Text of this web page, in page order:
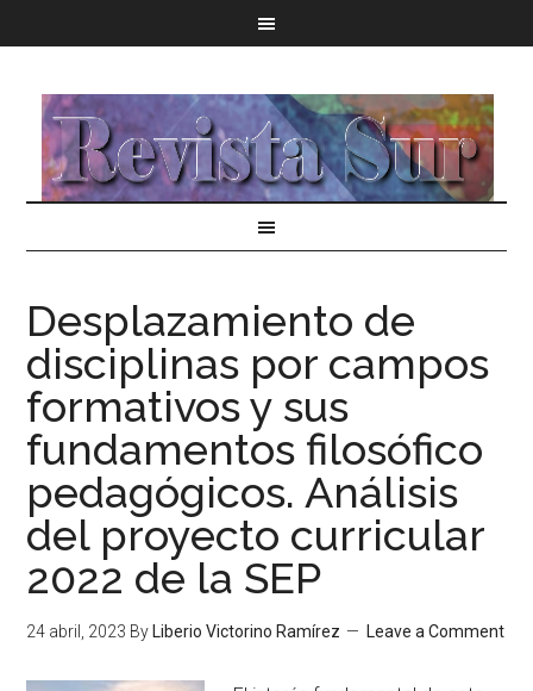
Desplazamiento de
disciplinas por campos
formativos y sus
fundamentos filosófico
pedagógicos. Análisis
del proyecto curricular
2022 de la SEP
24 abril, 2023 By Liberio Victorino Ramírez Leave a Comment